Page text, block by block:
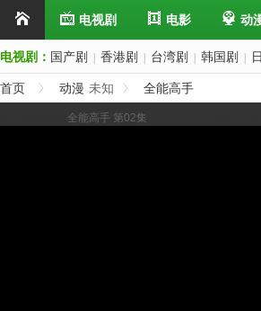
电视剧 电影 动
电视剧： 国产剧 香港剧 台湾剧 韩国剧
首页 动漫 未知 全能高手
全能高手 第02集